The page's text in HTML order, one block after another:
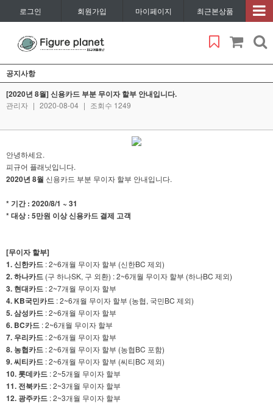
로그인 회원가입 마이페이지 최근본상품
공지사항
[2020년 8월] 신용카드 부분 무이자 할부 안내입니다.
관리자 | 2020-08-04 | 조회수 1249
안녕하세요.
피규어 플래닛입니다.
2020년 8월 신용카드 부분 무이자 할부 안내입니다.
* 기간 : 2020/8/1 ~ 31
* 대상 : 5만원 이상 신용카드 결제 고객
[무이자 할부]
1. 신한카드 : 2~6개월 무이자 할부 (신한BC 제외)
2. 하나카드 (구 하나SK, 구 외환) : 2~6개월 무이자 할부 (하나BC 제외)
3. 현대카드 : 2~7개월 무이자 할부
4. KB국민카드 : 2~6개월 무이자 할부 (농협, 국민BC 제외)
5. 삼성카드 : 2~6개월 무이자 할부
6. BC카드 : 2~6개월 무이자 할부
7. 우리카드 : 2~6개월 무이자 할부
8. 농협카드 : 2~6개월 무이자 할부 (농협BC 포함)
9. 씨티카드 : 2~6개월 무이자 할부 (씨티BC 제외)
10. 롯데카드 : 2~5개월 무이자 할부
11. 전북카드 : 2~3개월 무이자 할부
12. 광주카드 : 2~3개월 무이자 할부